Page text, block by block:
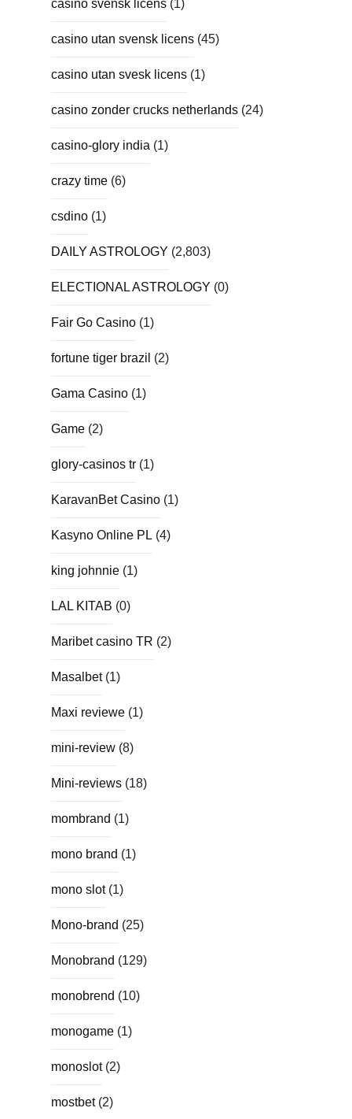
casino svensk licens (1)
casino utan svensk licens (45)
casino utan svesk licens (1)
casino zonder crucks netherlands (24)
casino-glory india (1)
crazy time (6)
csdino (1)
DAILY ASTROLOGY (2,803)
ELECTIONAL ASTROLOGY (0)
Fair Go Casino (1)
fortune tiger brazil (2)
Gama Casino (1)
Game (2)
glory-casinos tr (1)
KaravanBet Casino (1)
Kasyno Online PL (4)
king johnnie (1)
LAL KITAB (0)
Maribet casino TR (2)
Masalbet(1)
Maxi reviewe (1)
mini-review (8)
Mini-reviews (18)
mombrand (1)
mono brand (1)
mono slot(1)
Mono-brand (25)
Monobrand (129)
monobrend (10)
monogame (1)
monoslot(2)
mostbet(2)